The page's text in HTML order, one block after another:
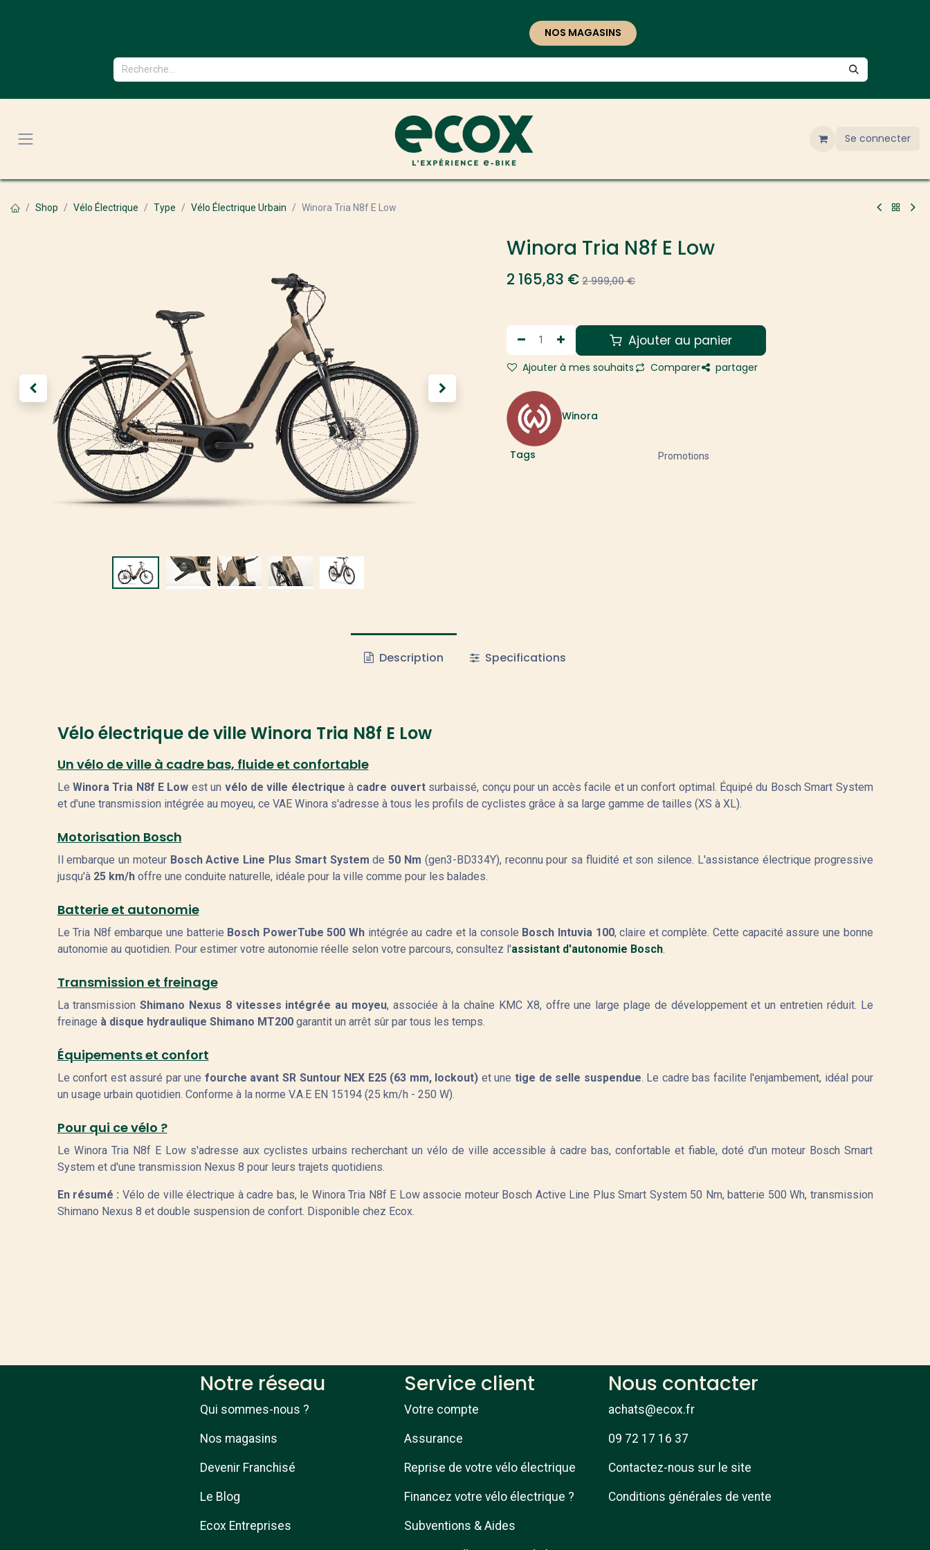
NOS MAGASINS
Se connecter
Shop Vélo Électrique Type Vélo Électrique Urbain Winora Tria N8f E Low
Winora Tria N8f E Low
2 165,83 € 2 999,00€
Ajouter au panier
Ajouter à mes souhaits Comparer partager
Winora
Tags Promotions
Description Specifications
Vélo électrique de ville Winora Tria N8f E Low
Un vélo de ville à cadre bas, fluide et confortable
Le Winora Tria N8f E Low est un vélo de ville électrique à cadre ouvertsurbaissé, conçu pour un accès facile et un confort optimal. Équipé du Bosch Smart System
et d'une transmission intégrée au moyeu, ce VAE Winora s'adresse à tous les profils de cyclistes grâce à sa large gamme de tailles (XS à XL).
Motorisation Bosch
Il embarque un moteur Bosch Active Line Plus Smart System de50 Nm (gen3-BD334Y), reconnu pour sa fluidité et son silence. L'assistance électrique progressive
jusqu'à 25 km/hoffre une conduite naturelle, idéale pour la ville comme pour les balades.
Batterie et autonomie
Le Tria N8f embarque une batterie Bosch PowerTube 500 Wh intégrée au cadre et la console Bosch Intuvia 100, claire et complète. Cette capacité assure une bonne
autonomie au quotidien. Pour estimer votre autonomie réelle selon votre parcours, consultez l'assistant d'autonomie Bosch.
Transmission et freinage
La transmissionShimano Nexus 8 vitesses intégrée au moyeu, associée à la chaîne KMC X8, offre une large plage de développement et un entretien réduit. Le
freinage à disque hydraulique Shimano MT200garantit un arrêt sûr par tous les temps.
Équipements et confort
Le confort est assuré par une fourche avant SR Suntour NEX E25 (63 mm, lockout) et une tige de selle suspendue. Le cadre bas facilite l'enjambement, idéal pour
un usage urbain quotidien. Conforme à la norme V.A.E EN 15194 (25 km/h - 250 W).
Pour qui ce vélo ?
Le Winora Tria N8f E Low s'adresse aux cyclistes urbains recherchant un vélo de ville accessible à cadre bas, confortable et fiable, doté d'un moteur Bosch Smart
System et d'une transmission Nexus 8 pour leurs trajets quotidiens.
En résumé : Vélo de ville électrique à cadre bas, le Winora Tria N8f E Low associe moteur Bosch Active Line Plus Smart System 50 Nm, batterie 500 Wh, transmission
Shimano Nexus 8 et double suspension de confort. Disponible chez Ecox.
Nous contacter
achats@ecox.fr
09 72 17 16 37
Contactez-nous sur le site
Conditions générales de vente
Service client
Votre compte
Assurance
Reprise de votre vélo électrique
Financez votre vélo électrique ?
Subventions & Aides
Notre réseau
Qui sommes-nous ?
Nos magasins
Devenir Franchisé
Le Blog
Ecox Entreprises